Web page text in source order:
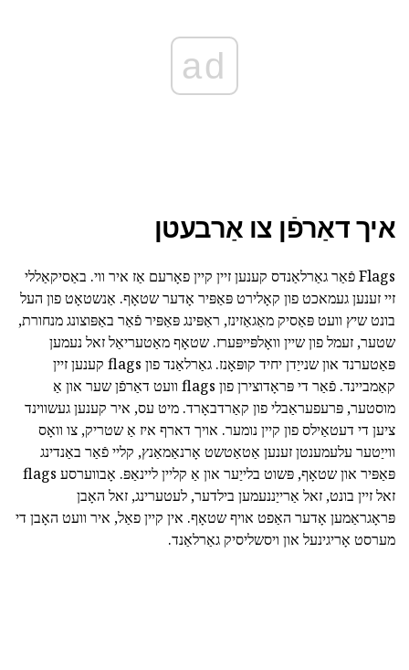
ad
איך דאַרפֿן צו אַרבעטן
Flags פֿאַר גאַרלאַנדס קענען זיין קיין פאָרעם אַז איר ווי. באַסיקאַללי
זיי זענען געמאכט פון קאָלירט פּאַפּיר אָדער שטאָף. אַנשטאָט פון העל
בונט שיץ וועט פּאַסיק מאַגאַזינז, ראַפּינג פּאַפּיר פֿאַר באַפּוצונג מנחורת,
שטער, זעמל פון שיין וואָלפּייפּערז. שטאָף מאַטעריאַל זאל נעמען
פּאַטערנד און שנייַדן יחיד קופּאָנז. גאַרלאַנד פון flags קענען זיין
קאַמביינד. פֿאַר די פּראָדוצירן פון flags וועט דאַרפֿן שער און אַ
מוסטער, פּרעפעראַבלי פון קאַרדבאָרד. מיט עס, איר קענען געשווינד
ציען די דעטאַילס פון קיין נומער. אויך דארף איז אַ שטריק, צו וואָס
ווייַטער עלעמענטן זענען אַטאַטשט אָרנאַמאַנץ, קליי פֿאַר באַנדינג
פּאַפּיר און שטאָף, פּשוט בלייַער און אַ קליין ליינאַפּ. אָבווערסע flags
זאל זיין בונט, זאל אַרייַננעמען בילדער, לעטערינג, זאל האָבן
פּראָגראַמען אָדער האַפט אויף שטאָף. אין קיין פאַל, איר וועט האָבן די
מערסט אָריגינעל און ויסשליסיק גאַרלאַנד.